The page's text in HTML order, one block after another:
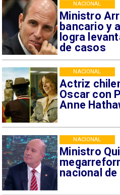
Ministro
bancario y
logra
de casos
NACIONAL
Actriz
Oscar con
Anne
NACIONAL
Ministro
nacional de
NACIONAL